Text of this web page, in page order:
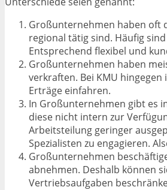
Großunternehmen haben oft
regional tätig sind. Häufig
Entsprechend flexibel und
Großunternehmen haben
verkraften. Bei KMU
Erträge einfahren.
In Großunternehmen gibt es
diese nicht intern zur
Arbeitsteilung geringer
Spezialisten zu engagieren.
Großunternehmen
abnehmen. Deshalb können
Vertriebsaufgaben